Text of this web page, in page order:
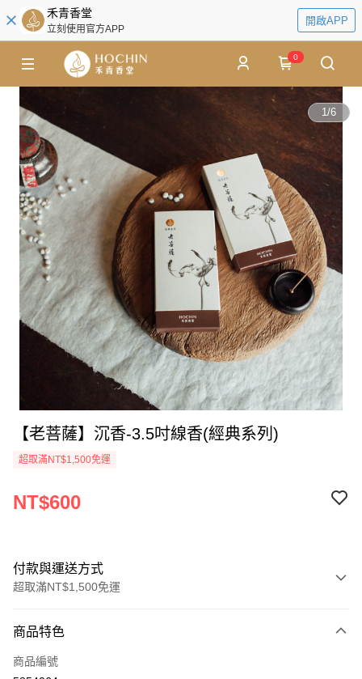
禾青香堂
立刻使用官方APP
開啟APP
0
1/6
【老菩薩】沉香-3.5吋線香(經典系列)
超取滿NT$1,500免運
NT$600
付款與運送方式
超取滿NT$1,500免運
信用卡一次付款
超商取貨付款
商品特色
商品編號